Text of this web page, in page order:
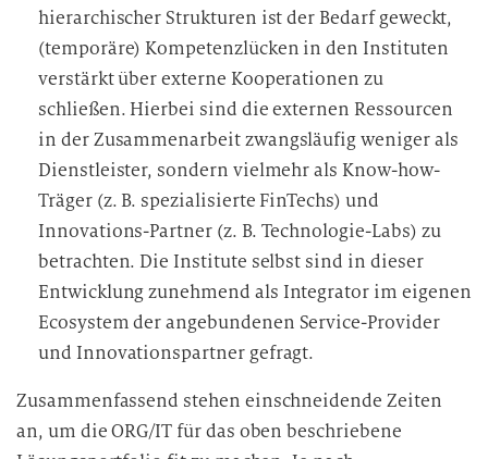
hierarchischer Strukturen ist der Bedarf geweckt,
(temporäre) Kompetenzlücken in den Instituten
verstärkt über externe Kooperationen zu
schließen. Hierbei sind die externen Ressourcen
in der Zusammenarbeit zwangsläufig weniger als
Dienstleister, sondern vielmehr als Know-how-
Träger (z. B. spezialisierte FinTechs) und
Innovations-Partner (z. B. Technologie-Labs) zu
betrachten. Die Institute selbst sind in dieser
Entwicklung zunehmend als Integrator im eigenen
Ecosystem der angebundenen Service-Provider
und Innovationspartner gefragt.
Zusammenfassend stehen einschneidende Zeiten
an, um die ORG/IT für das oben beschriebene